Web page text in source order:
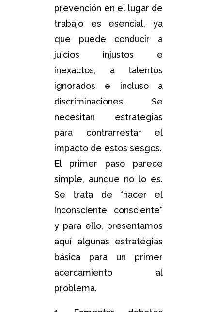
prevención en el lugar de
trabajo es esencial, ya
que puede conducir a
juicios injustos e
inexactos, a talentos
ignorados e incluso a
discriminaciones. Se
necesitan estrategias
para contrarrestar el
impacto de estos sesgos.
El primer paso parece
simple, aunque no lo es.
Se trata de “hacer el
inconsciente, consciente”
y para ello, presentamos
aquí algunas estratégias
básica para un primer
acercamiento al
problema.